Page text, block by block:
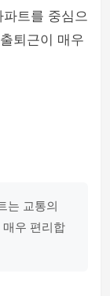
트를 중심으
퇴근이 매우
는 교통의
우 편리합